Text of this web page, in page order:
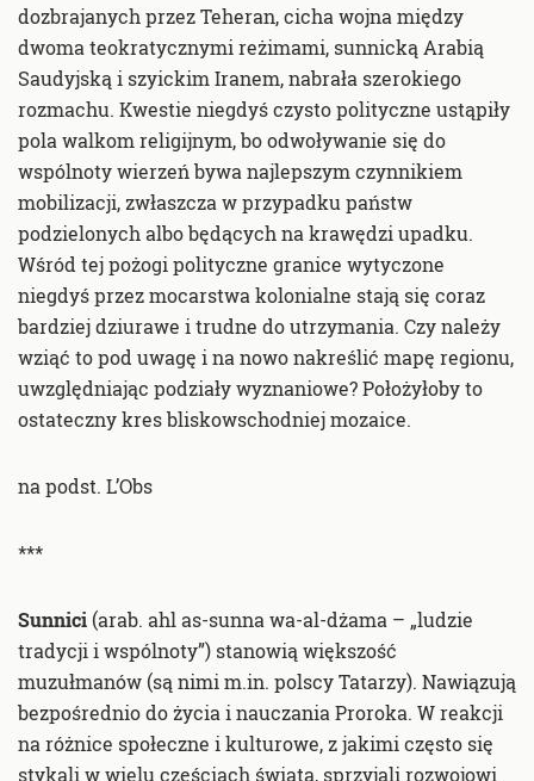
dozbrajanych przez Teheran, cicha wojna między
dwoma teokratycznymi reżimami, sunnicką Arabią
Saudyjską i szyickim Iranem, nabrała szerokiego
rozmachu. Kwestie niegdyś czysto polityczne ustąpiły
pola walkom religijnym, bo odwoływanie się do
wspólnoty wierzeń bywa najlepszym czynnikiem
mobilizacji, zwłaszcza w przypadku państw
podzielonych albo będących na krawędzi upadku.
Wśród tej pożogi polityczne granice wytyczone
niegdyś przez mocarstwa kolonialne stają się coraz
bardziej dziurawe i trudne do utrzymania. Czy należy
wziąć to pod uwagę i na nowo nakreślić mapę regionu,
uwzględniając podziały wyznaniowe? Położyłoby to
ostateczny kres bliskowschodniej mozaice.
na podst. L’Obs
***
Sunnici (arab. ahl as-sunna wa-al-dżama – „ludzie
tradycji i wspólnoty”) stanowią większość
muzułmanów (są nimi m.in. polscy Tatarzy). Nawiązują
bezpośrednio do życia i nauczania Proroka. W reakcji
na różnice społeczne i kulturowe, z jakimi często się
stykali w wielu częściach świata, sprzyjali rozwojowi